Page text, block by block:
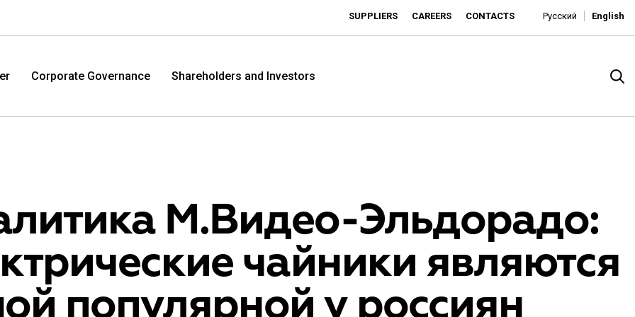
SUPPLIERS CAREERS CONTACTS Русский English
M.Video
M.Video is developing as a universal retailer in the
Eldorado
Eldorado is developing as an affordable retailer and a
Corporate Governance Shareholders and Investors
М.Видео-Эльдорадо:
чайники являются
популярной у россиян